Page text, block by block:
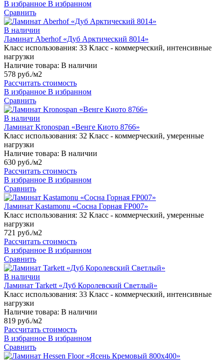
В избранное В избранном
Сравнить
В наличии
Ламинат Aberhof «Дуб Арктический 8014»
Класс использования: 33 Класс - коммерческий, интенсивные
нагрузки
Наличие товара: В наличии
578 руб./м2
Рассчитать стоимость
В избранное В избранном
Сравнить
В наличии
Ламинат Kronospan «Венге Киото 8766»
Класс использования: 32 Класс - коммерческий, умеренные
нагрузки
Наличие товара: В наличии
630 руб./м2
Рассчитать стоимость
В избранное В избранном
Сравнить
Ламинат Kastamonu «Сосна Горная FP007»
Класс использования: 32 Класс - коммерческий, умеренные
нагрузки
721 руб./м2
Рассчитать стоимость
В избранное В избранном
Сравнить
В наличии
Ламинат Tarkett «Дуб Королевский Светлый»
Класс использования: 33 Класс - коммерческий, интенсивные
нагрузки
Наличие товара: В наличии
819 руб./м2
Рассчитать стоимость
В избранное В избранном
Сравнить